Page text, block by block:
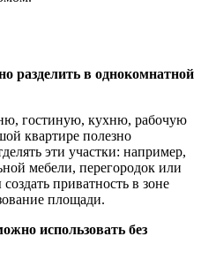
разделить в однокомнатной
гостиную, кухню, рабочую
квартире полезно
эти участки: например,
мебели, перегородок или
приватность в зоне
площади.
использовать без